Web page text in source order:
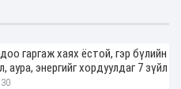
гаргаж хаях ёстой, гэр бүлийн
аура, энергийг хордуулдаг 7 зүйл